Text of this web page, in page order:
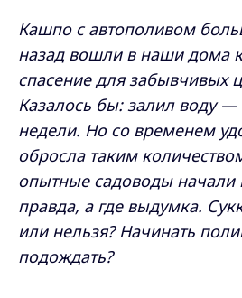
Кашпо с автополивом
назад вошли в наши дома
спасение для забывчивых
Казалось бы: залил воду
недели. Но со временем
обросла таким
опытные садоводы начали
правда, а где выдумка.
или нельзя? Начинать
подождать?